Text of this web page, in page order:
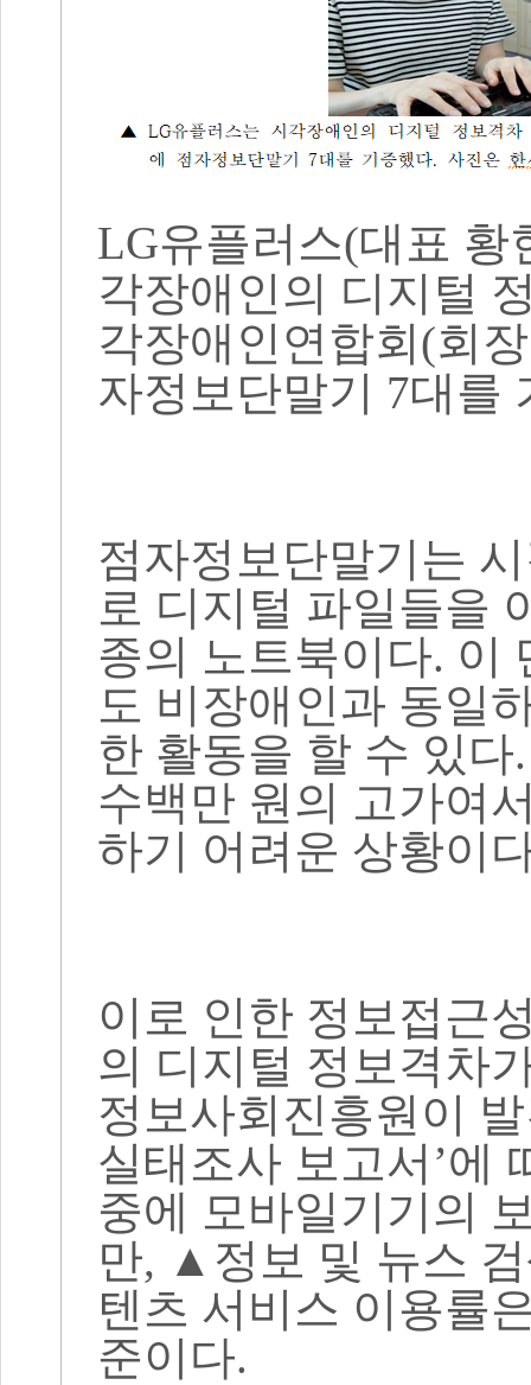
LG유플러스(대표 황
각장애인의 디지털
각장애인연합회(회
자정보단말기 7대를
점자정보단말기는
로 디지털 파일들을
종의 노트북이다. 이
도 비장애인과 동일
한 활동을 할 수 있다
수백만 원의 고가여
하기 어려운 상황이
이로 인한 정보접근
의 디지털 정보격차
정보사회진흥원이
실태조사 보고서 ’에
중에 모바일기기의
만, ▲ 정보 및 뉴스
텐츠 서비스 이용률
준이다.